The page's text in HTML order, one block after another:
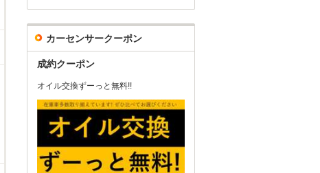
カーセンサークーポン
成約クーポン
オイル交換ずーっと無料!!